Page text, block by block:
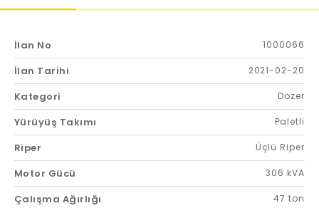
İlan No 1000066
İlan Tarihi 2021-02-20
Kategori Dozer
Yürüyüş Takımı Paletli
Riper Üçlü Riper
Motor Gücü 306 kVA
Çalışma Ağırlığı 47 ton